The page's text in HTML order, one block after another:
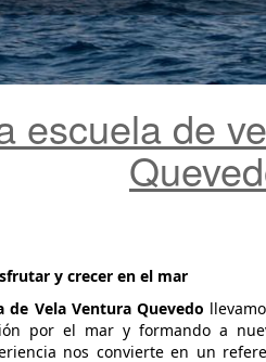
escuela de
y crecer en el mar
de Vela Ventura Quevedo
por el mar y formando a
nos convierte en un